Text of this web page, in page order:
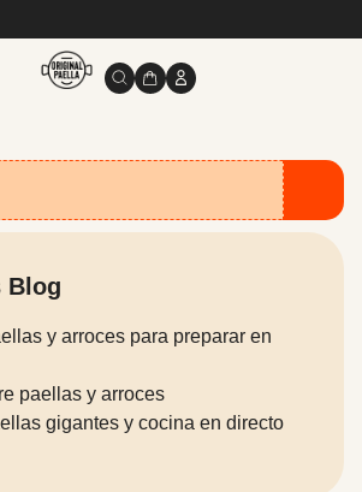
Blog
y arroces para preparar en
paellas y arroces
gigantes y cocina en directo